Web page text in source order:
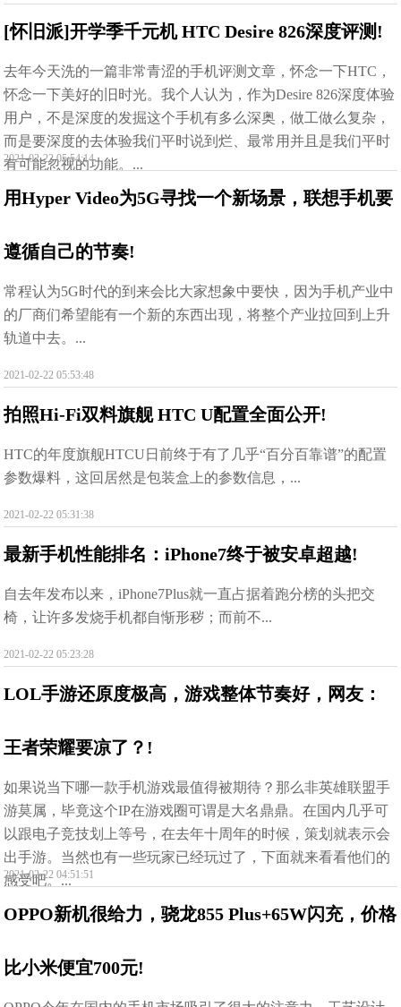
[怀旧派]开学季千元机 HTC Desire 826深度评测!
去年今天洗的一篇非常青涩的手机评测文章，怀念一下HTC，
怀念一下美好的旧时光。我个人认为，作为Desire 826深度体验
用户，不是深度的发掘这个手机有多么深奥，做工做么复杂，
而是要深度的去体验我们平时说到烂、最常用并且是我们平时
有可能忽视的功能。...
2021-02-22 05:54:14
用Hyper Video为5G寻找一个新场景，联想手机要
遵循自己的节奏!
常程认为5G时代的到来会比大家想象中要快，因为手机产业中
的厂商们希望能有一个新的东西出现，将整个产业拉回到上升
轨道中去。...
2021-02-22 05:53:48
拍照Hi-Fi双料旗舰 HTC U配置全面公开!
HTC的年度旗舰HTCU日前终于有了几乎“百分百靠谱”的配置
参数爆料，这回居然是包装盒上的参数信息，...
2021-02-22 05:31:38
最新手机性能排名：iPhone7终于被安卓超越!
自去年发布以来，iPhone7Plus就一直占据着跑分榜的头把交
椅，让许多发烧手机都自惭形秽；而前不...
2021-02-22 05:23:28
LOL手游还原度极高，游戏整体节奏好，网友：
王者荣耀要凉了？!
如果说当下哪一款手机游戏最值得被期待？那么非英雄联盟手
游莫属，毕竟这个IP在游戏圈可谓是大名鼎鼎。在国内几乎可
以跟电子竞技划上等号，在去年十周年的时候，策划就表示会
出手游。当然也有一些玩家已经玩过了，下面就来看看他们的
感受吧。...
2021-02-22 04:51:51
OPPO新机很给力，骁龙855 Plus+65W闪充，价格
比小米便宜700元!